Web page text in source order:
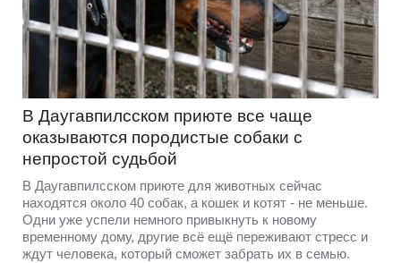
В Даугавпилсском приюте всe чаще
оказываются породистые собаки с
непростой судьбой
В Даугавпилсском приюте для животных сейчас
находятся около 40 собак, а кошек и котят - не меньше.
Одни уже успели немного привыкнуть к новому
временному дому, другие всё ещё переживают стресс и
ждут человека, который сможет забрать их в семью.